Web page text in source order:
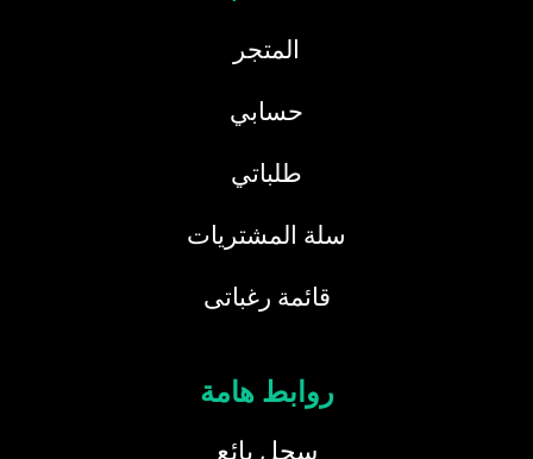
المتجر
حسابي
طلباتي
سلة المشتريات
قائمة رغباتى
روابط هامة
سجل بائع